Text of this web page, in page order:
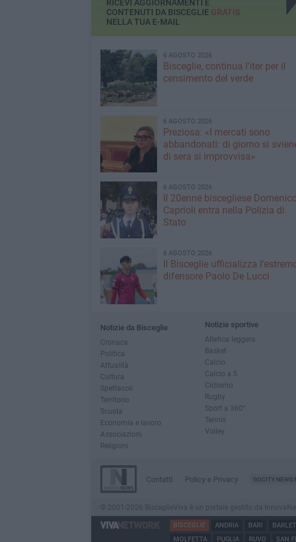
RICEVI AGGIORNAMENTI E
CONTENUTI DA BISCEGLIE GRATIS
NELLA TUA E-MAIL
6 AGOSTO 2026
Bisceglie, continua l'iter per il
censimento del verde
6 AGOSTO 2026
Preziosa: «I mercati sono
abbandonati: di giorno si
di sera si improvvisa»
6 AGOSTO 2026
Il 20enne biscegliese Domenico
Caprioli entra nella Polizia di
Stato
6 AGOSTO 2026
Il Bisceglie ufficializza
difensore Paolo De Lucci
Notizie da Bisceglie
Cronaca
Politica
Attualità
Cultura
Spettacoli
Territorio
Scuola
Economia e lavoro
Associazioni
Religioni
Notizie sportive
Atletica leggera
Basket
Calcio
Calcio a 5
Ciclismo
Rugby
Sport a 360°
Tennis
Volley
Contatti Policy e Privacy GOCITY NEWS
© 2001-2026 BisceglieViva è un portale gestito da
BISCEGLIE ANDRIA BARI
MOLFETTA
PUGLIA RUVO SAN